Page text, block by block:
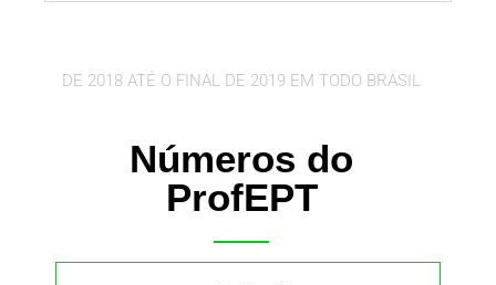
DE 2018 ATÉ O FINAL DE 2019 EM TODO BRASIL
Números do
ProfEPT